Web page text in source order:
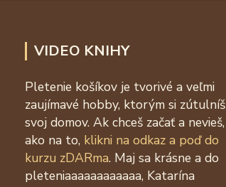
VIDEO KNIHY
Pletenie košíkov je tvorivé a veľmi
zaujímavé hobby, ktorým si zútulníš
svoj domov. Ak chceš začať a nevieš,
ako na to, klikni na odkaz a poď do
kurzu zDARma. Maj sa krásne a do
pleteniaaaaaaaaaaaa, Katarína